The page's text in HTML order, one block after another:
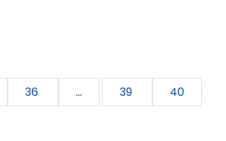
36 ... 39 40